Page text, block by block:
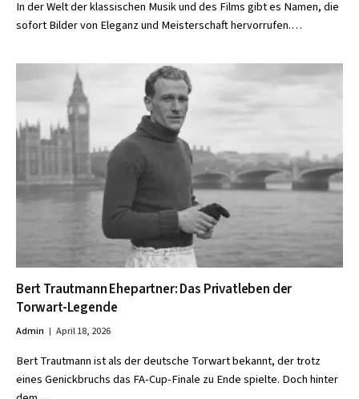
In der Welt der klassischen Musik und des Films gibt es Namen, die
sofort Bilder von Eleganz und Meisterschaft hervorrufen.…
Bert Trautmann Ehepartner: Das Privatleben der
Torwart-Legende
Admin April 18, 2026
Bert Trautmann ist als der deutsche Torwart bekannt, der trotz
eines Genickbruchs das FA-Cup-Finale zu Ende spielte. Doch hinter